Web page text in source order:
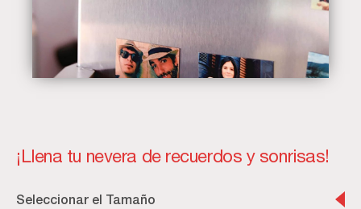
¡Llena tu nevera de recuerdos y sonrisas!
Seleccionar el Tamaño